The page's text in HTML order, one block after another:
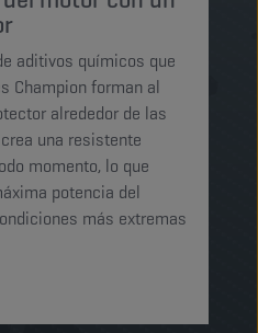
aditivos químicos que
Champion forman al
alrededor de las
una resistente
momento, lo que
potencia del
más extremas